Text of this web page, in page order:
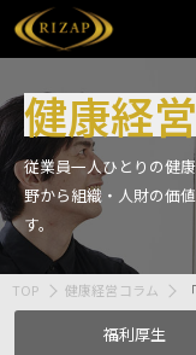
健康経
従業員一人ひとりの健
野から組織・人財の価
す。
TOP 健康経営コラム
福利厚生